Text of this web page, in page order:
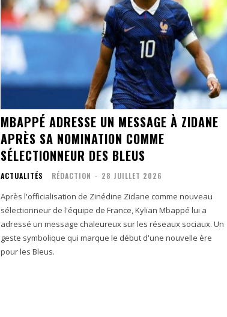
MBAPPÉ ADRESSE UN MESSAGE À ZIDANE
APRÈS SA NOMINATION COMME
SÉLECTIONNEUR DES BLEUS
ACTUALITÉS RÉDACTION - 28 JUILLET 2026
Après l'officialisation de Zinédine Zidane comme nouveau
sélectionneur de l'équipe de France, Kylian Mbappé lui a
adressé un message chaleureux sur les réseaux sociaux. Un
geste symbolique qui marque le début d'une nouvelle ère
pour les Bleus.